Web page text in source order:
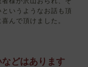
いうようなお話も頂
んで頂けました。
どはあります